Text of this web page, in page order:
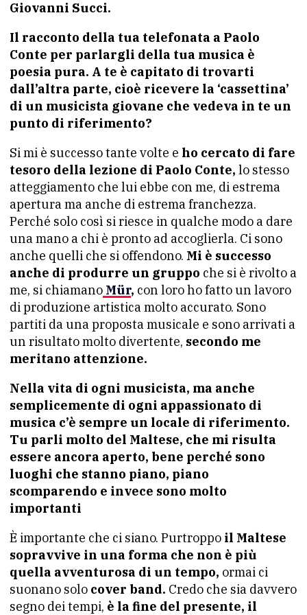
Giovanni Succi.
Il racconto della tua telefonata a Paolo
Conte per parlargli della tua musica è
poesia pura. A te è capitato di trovarti
dall’altra parte, cioè ricevere la ‘cassettina’
di un musicista giovane che vedeva in te un
punto di riferimento?
Si mi è successo tante volte e ho cercato di fare
tesoro della lezione di Paolo Conte, lo stesso
atteggiamento che lui ebbe con me, di estrema
apertura ma anche di estrema franchezza.
Perché solo così si riesce in qualche modo a dare
una mano a chi è pronto ad accoglierla. Ci sono
anche quelli che si offendono. Mi è successo
anche di produrre un gruppo che si è rivolto a
me, si chiamano Mür, con loro ho fatto un lavoro
di produzione artistica molto accurato. Sono
partiti da una proposta musicale e sono arrivati a
un risultato molto divertente, secondo me
meritano attenzione.
Nella vita di ogni musicista, ma anche
semplicemente di ogni appassionato di
musica c’è sempre un locale di riferimento.
Tu parli molto del Maltese, che mi risulta
essere ancora aperto, bene perché sono
luoghi che stanno piano, piano
scomparendo e invece sono molto
importanti
È importante che ci siano. Purtroppo il Maltese
sopravvive in una forma che non è più
quella avventurosa di un tempo, ormai ci
suonano solo cover band. Credo che sia davvero
segno dei tempi, è la fine del presente, il